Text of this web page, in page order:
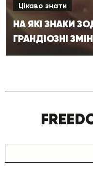
Цікаво знати
НА ЯКІ ЗНАКИ
ГРАНДІОЗНІ